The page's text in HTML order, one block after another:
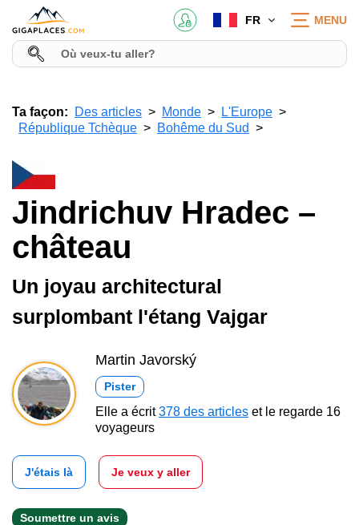
FR MENU
Ta façon: Des articles Monde
L'Europe
République Tchèque
Bohême du Sud
Jindrichuv Hradec –
château
Un joyau architectural
surplombant l'étang Vajgar
Martin Javorský
Pister
Elle a écrit378 des articles et le regarde 16
voyageurs
J'étais là Je veux y aller
Soumettre un avis